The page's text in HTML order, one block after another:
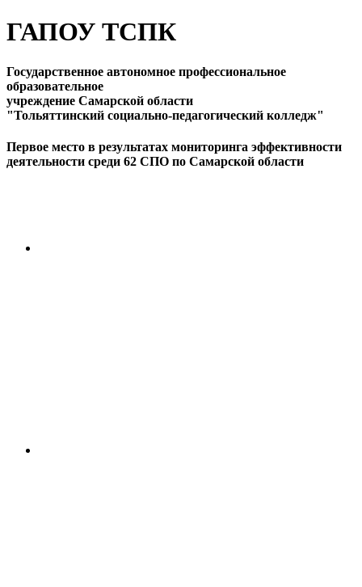
ГАПОУ ТСПК
Государственное автономное профессиональное
образовательное
учреждение Самарской области
"Тольяттинский социально-педагогический колледж"
Первое место в результатах мониторинга эффективности
деятельности среди 62 СПО по Самарской области